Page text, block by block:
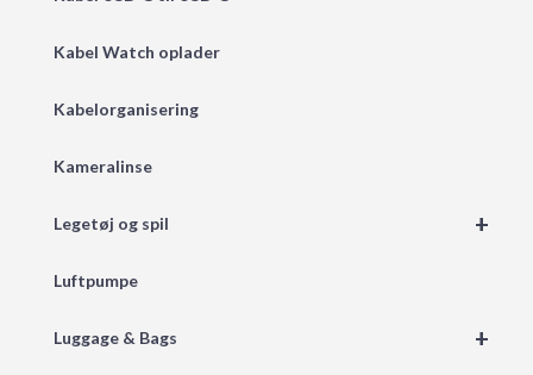
Kabel Watch oplader
Kabelorganisering
Kameralinse
+
Legetøj og spil
Luftpumpe
+
Luggage & Bags